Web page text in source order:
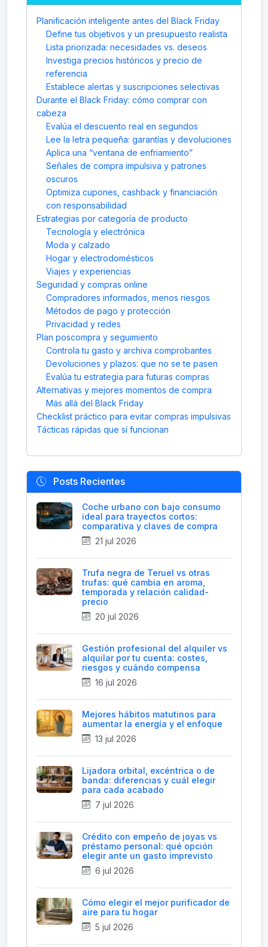
Planificación inteligente antes del Black Friday
Define tus objetivos y un presupuesto realista
Lista priorizada: necesidades vs. deseos
Investiga precios históricos y precio de
referencia
Establece alertas y suscripciones selectivas
Durante el Black Friday: cómo comprar con
cabeza
Evalúa el descuento real en segundos
Lee la letra pequeña: garantías y devoluciones
Aplica una “ventana de enfriamiento”
Señales de compra impulsiva y patrones
oscuros
Optimiza cupones, cashback y financiación
con responsabilidad
Estrategias por categoría de producto
Tecnología y electrónica
Moda y calzado
Hogar y electrodomésticos
Viajes y experiencias
Seguridad y compras online
Compradores informados, menos riesgos
Métodos de pago y protección
Privacidad y redes
Plan poscompra y seguimiento
Controla tu gasto y archiva comprobantes
Devoluciones y plazos: que no se te pasen
Evalúa tu estrategia para futuras compras
Alternativas y mejores momentos de compra
Más allá del Black Friday
Checklist práctico para evitar compras impulsivas
Tácticas rápidas que sí funcionan
Posts Recientes
Coche urbano con bajo consumo
ideal para trayectos cortos:
comparativa y claves de compra
21 jul 2026
Trufa negra de Teruel vs otras
trufas: qué cambia en aroma,
temporada y relación calidad-
precio
20 jul 2026
Gestión profesional del alquiler vs
alquilar por tu cuenta: costes,
riesgos y cuándo compensa
16 jul 2026
Mejores hábitos matutinos para
aumentar la energía y el enfoque
13 jul 2026
Lijadora orbital, excéntrica o de
banda: diferencias y cuál elegir
para cada acabado
7 jul 2026
Crédito con empeño de joyas vs
préstamo personal: qué opción
elegir ante un gasto imprevisto
6 jul 2026
Cómo elegir el mejor purificador de
aire para tu hogar
5 jul 2026